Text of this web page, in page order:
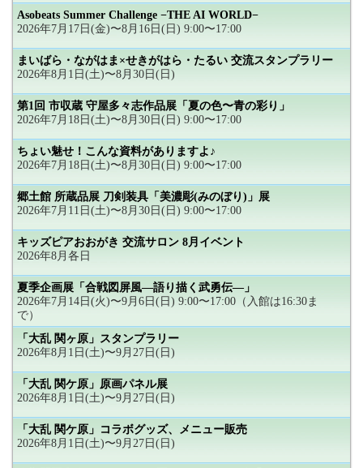
Asobeats Summer Challenge −THE AI WORLD−
2026年7月17日(金)〜8月16日(日) 9:00〜17:00
まいばら・ながはま×せきがはら・たるい 交流スタンプラリー
2026年8月1日(土)〜8月30日(日)
第1回 市収蔵 守屋多々志作品展「夏の色〜青の彩り」
2026年7月18日(土)〜8月30日(日) 9:00〜17:00
ちょい魅せ！こんな資料がありますよ♪
2026年7月18日(土)〜8月30日(日) 9:00〜17:00
郷土館 所蔵品展 刀剣装具「美濃彫(みのぼり)」展
2026年7月11日(土)〜8月30日(日) 9:00〜17:00
キッズピアおおがき 交流サロン 8月イベント
2026年8月各日
夏季企画展「合戦図屏風―語り描く武勇伝―」
2026年7月14日(火)〜9月6日(日) 9:00〜17:00（入館は16:30ま
で）
「大乱 関ヶ原」スタンプラリー
2026年8月1日(土)〜9月27日(日)
「大乱 関ケ原」原画パネル展
2026年8月1日(土)〜9月27日(日)
「大乱 関ケ原」コラボグッズ、メニュー販売
2026年8月1日(土)〜9月27日(日)